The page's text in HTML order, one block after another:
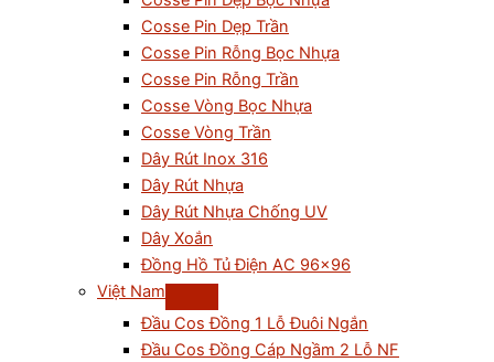
Cosse Pin Dẹp Trần
Cosse Pin Rỗng Bọc Nhựa
Cosse Pin Rỗng Trần
Cosse Vòng Bọc Nhựa
Cosse Vòng Trần
Dây Rút Inox 316
Dây Rút Nhựa
Dây Rút Nhựa Chống UV
Dây Xoắn
Đồng Hồ Tủ Điện AC 96×96
Việt Nam
Đầu Cos Đồng 1 Lỗ Đuôi Ngắn
Đầu Cos Đồng Cáp Ngầm 2 Lỗ NF